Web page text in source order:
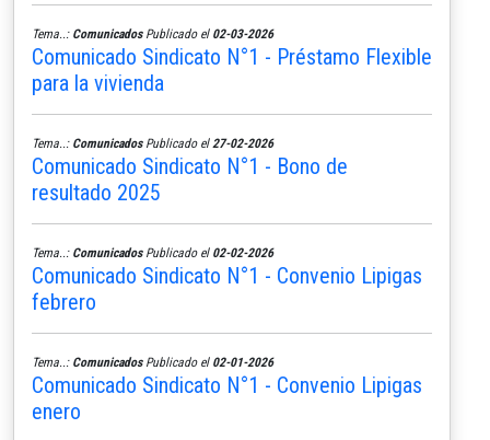
Tema..: ComunicadosPublicado el 02-03-2026
Comunicado Sindicato N°1 - Préstamo Flexible
para la vivienda
Tema..: ComunicadosPublicado el 27-02-2026
Comunicado Sindicato N°1 - Bono de
resultado 2025
Tema..: ComunicadosPublicado el 02-02-2026
Comunicado Sindicato N°1 - Convenio Lipigas
febrero
Tema..: ComunicadosPublicado el 02-01-2026
Comunicado Sindicato N°1 - Convenio Lipigas
enero